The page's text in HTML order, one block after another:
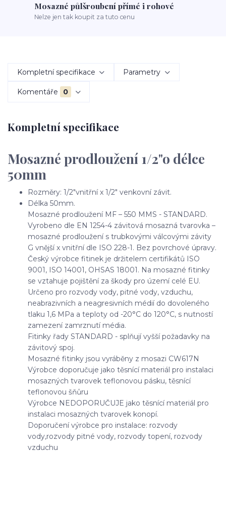
Mosazné půlšroubení přímé i rohové
Nelze jen tak koupit za tuto cenu
Kompletní specifikace Parametry
Komentáře 0
Kompletní specifikace
Mosazné prodloužení 1/2"o délce
50mm
Rozměry: 1/2"vnitřní x 1/2" venkovní závit.
Délka 50mm.
Mosazné prodloužení MF – 550 MMS - STANDARD.
Vyrobeno dle EN 1254-4 závitová mosazná tvarovka –
mosazné prodloužení s trubkovými válcovými závity
G vnější x vnitřní dle ISO 228-1. Bez povrchové úpravy.
Český výrobce fitinek je držitelem certifikátů ISO
9001, ISO 14001, OHSAS 18001. Na mosazné fitinky
se vztahuje pojištění za škody pro území celé EU.
Určeno pro rozvody vody, pitné vody, vzduchu,
neabrazivních a neagresivních médií do dovoleného
tlaku 1,6 MPa a teploty od -20°C do 120°C, s nutností
zamezení zamrznutí média.
Fitinky řady STANDARD - splňují vyšší požadavky na
závitový spoj.
Mosazné fitinky jsou vyráběny z mosazi CW617N
Výrobce doporučuje jako těsnící materiál pro instalaci
mosazných tvarovek teflonovou pásku, těsnící
teflonovou šňůru
Výrobce NEDOPORUČUJE jako těsnící materiál pro
instalaci mosazných tvarovek konopí.
Doporučení výrobce pro instalace: rozvody
vody,rozvody pitné vody, rozvody topení, rozvody
vzduchu